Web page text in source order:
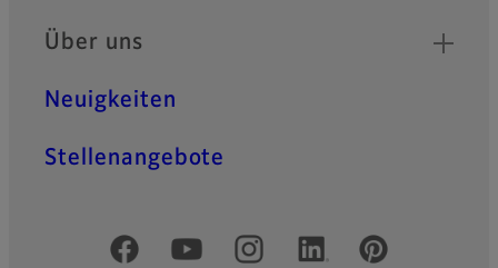
Über uns
Neuigkeiten
Stellenangebote
Offizielle soziale Medien